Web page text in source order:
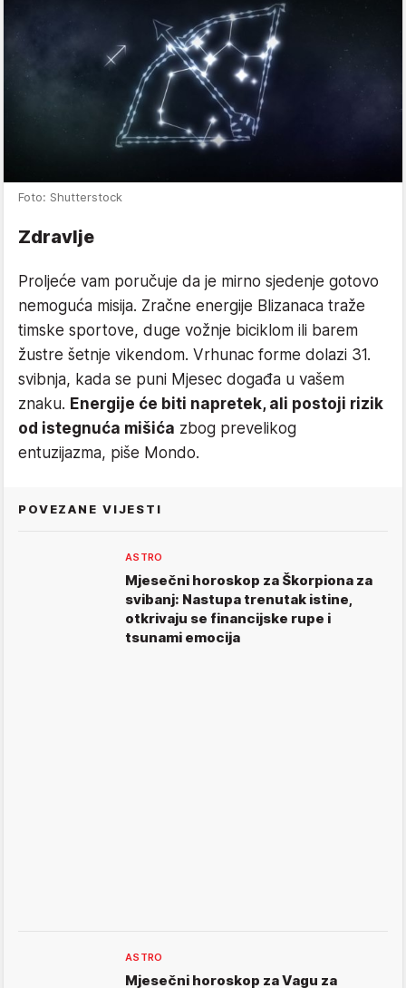
Foto: Shutterstock
Zdravlje
Proljeće vam poručuje da je mirno sjedenje gotovo
nemoguća misija. Zračne energije Blizanaca traže
timske sportove, duge vožnje biciklom ili barem
žustre šetnje vikendom. Vrhunac forme dolazi 31.
svibnja, kada se puni Mjesec događa u vašem
znaku. Energije će biti napretek, ali postoji rizik
od istegnuća mišića zbog prevelikog
entuzijazma, piše Mondo.
POVEZANE VIJESTI
ASTRO
Mjesečni horoskop za Škorpiona za
svibanj: Nastupa trenutak istine,
otkrivaju se financijske rupe i
tsunami emocija
ASTRO
Mjesečni horoskop za Vagu za